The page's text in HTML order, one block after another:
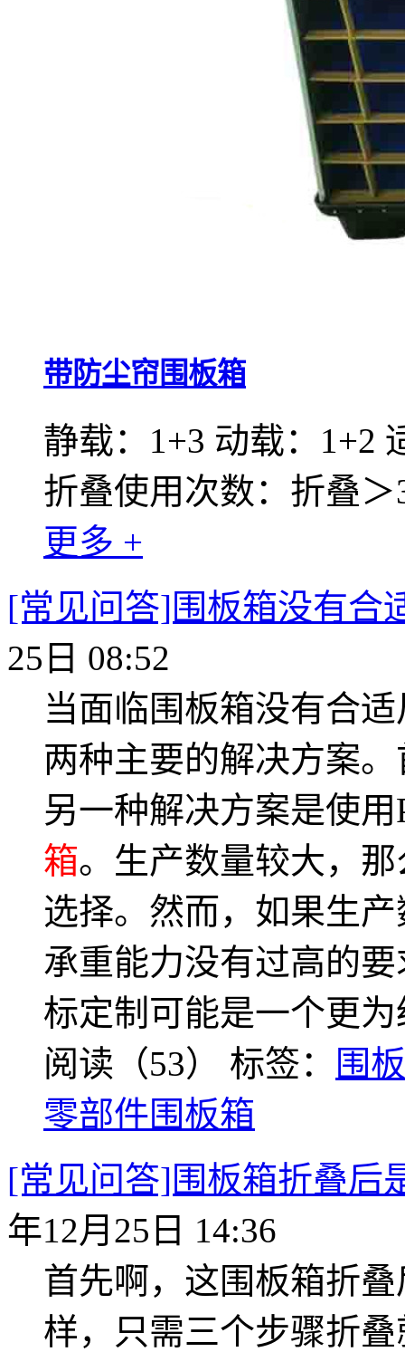
带防尘帘围板箱
静载：1+3 动载：
折叠使用次数：折叠＞
更多 +
[常见问答]围板箱没有合
25日 08:52
当面临围板箱没有合
两种主要的解决方案
另一种解决方案是使
箱。生产数量较大，
选择。然而，如果生
承重能力没有过高的
标定制可能是一个更
阅读（53） 标签：
围
零部件围板箱
[常见问答]围板箱折叠后
年12月25日 14:36
首先啊，这围板箱折
样，只需三个步骤折